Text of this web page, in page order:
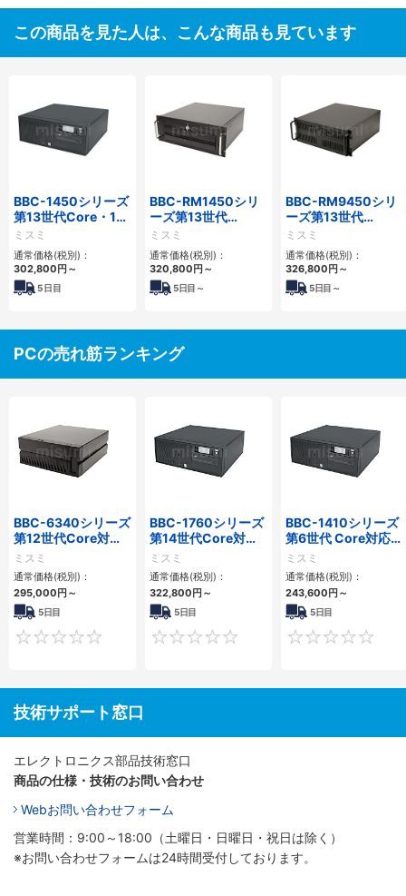
この商品を見た人は、こんな商品も見ています
BBC-1450シリーズ
第13世代Core・12
世代Celeron対応小
型フロアマウント
4PCIe
ミスミ
通常価格(税別)：
302,800円～
5日目
BBC-RM1450シリ
ーズ第13世代
Core・12世代
Celeron対応ラック
マウント4PCIe
ミスミ
通常価格(税別)：
320,800円～
5日目～
BBC-RM9450シリ
ーズ第13世代
Core・12世代
Celeron対応ラック
マウント4PCIe
ミスミ
通常価格(税別)：
326,800円～
5日目～
PCの売れ筋ランキング
BBC-6340シリーズ
第12世代Core対応
小型フロアマウント
PC2PCI/2PCIe
ミスミ
通常価格(税別)：
295,000円～
5日目
0
BBC-1760シリーズ
第14世代Core対応
小型フロアマウント
3PCIe
ミスミ
通常価格(税別)：
322,800円～
5日目
0
BBC-1410シリーズ
第6世代 Core対応フ
ロアマウントFAPC
3PCI・3PCIe
ミスミ
通常価格(税別)：
243,600円～
5日目
技術サポート窓口
エレクトロニクス部品技術窓口
商品の仕様・技術のお問い合わせ
Webお問い合わせフォーム
営業時間：9:00～18:00（土曜日・日曜日・祝日は除く）
※お問い合わせフォームは24時間受付しております。